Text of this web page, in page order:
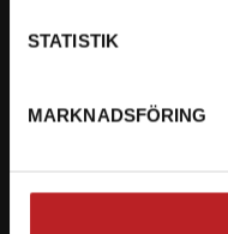
STATISTIK
MARKNADSFÖRING
Ryckepungsvägen 3,
Vi erbjuder flera olika